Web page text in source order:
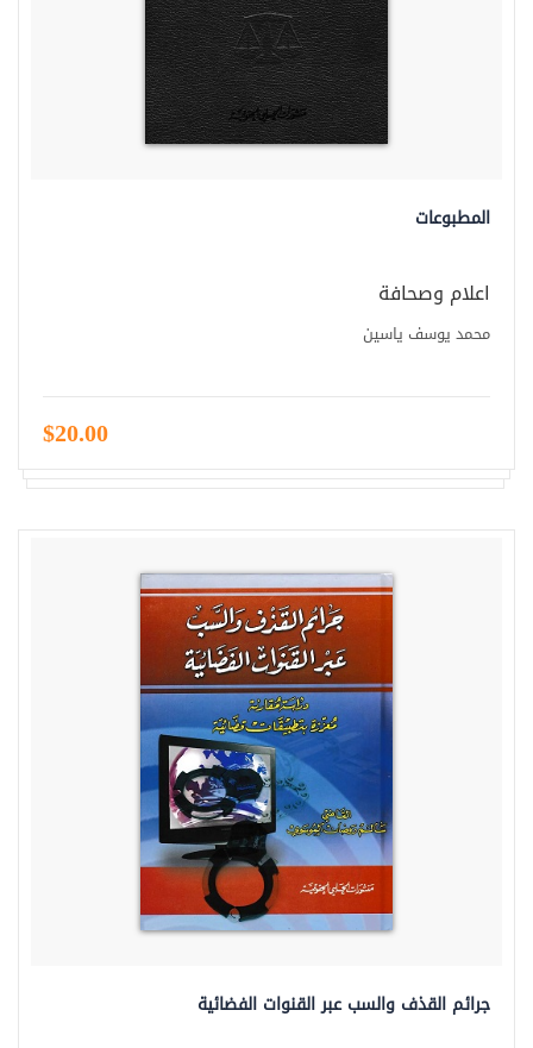
المطبوعات
اعلام وصحافة
محمد يوسف ياسين
$20.00
جرائم القذف والسب عبر القنوات الفضائية